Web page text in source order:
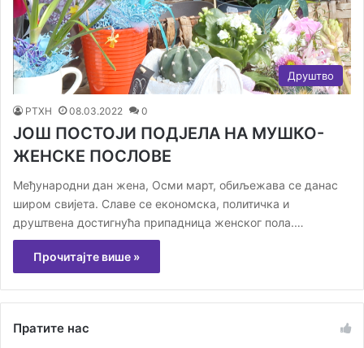
Друштво
РТХН 08.03.2022 0
ЈОШ ПОСТОЈИ ПОДЈЕЛА НА МУШКО-
ЖЕНСКЕ ПОСЛОВЕ
Међународни дан жена, Осми март, обиљежава се данас
широм свијета. Славе се економска, политичка и
друштвена достигнућа припадница женског пола.…
Прочитајте више »
Пратите нас